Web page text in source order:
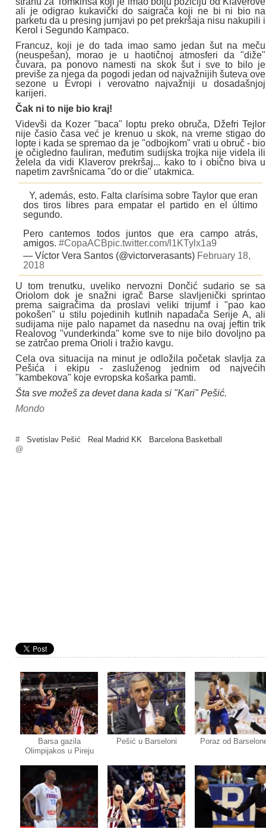
ali je odigrao kukavički do saigrača koji ne bi ni bio na
parketu da u presing jurnjavi po pet prekršaja nisu nakupili i
Kerol i Segundo Kampaco.
Francuz, koji je do tada imao samo jedan šut na meču
(neuspešan), morao je u haotičnoj atmosferi da "diže"
čuvara, pa ponovo namesti na skok šut i sve to bilo je
previše za njega da pogodi jedan od najvažnijih šuteva ove
sezone u Evropi i verovatno najvažniji u dosadašnjoj
karijeri.
Čak ni to nije bio kraj!
Videvši da Kozer "baca" loptu preko obruča, Džefri Tejlor
nije časio časa već je krenuo u skok, na vreme stigao do
lopte i kada se spremao da je "odbojkom" vrati u obruč - bio
je očigledno fauliran, međutim sudijska trojka nije videla ili
želela da vidi Klaverov prekršaj... kako to i obično biva u
napetim završnicama "do or die" utakmica.
Y, además, esto. Falta clarísima sobre Taylor que eran
dos tiros libres para empatar el partido en el último
segundo.
Pero cantemos todos juntos que era campo atrás,
amigos. #CopaACBpic.twitter.com/l1KTylx1a9
— Víctor Vera Santos (@victorverasants) February 18,
2018
U tom trenutku, uveliko nervozni Dončić sudario se sa
Oriolom dok je snažni igrač Barse slavljenički sprintao
prema saigračima da proslavi veliki trijumf i "pao kao
pokošen" u stilu pojedinih kutlnih napadača Serije A, ali
sudijama nije palo napamet da nasednu na ovaj jeftin trik
Realovog "vunderkinda" kome sve to nije bilo dovoljno pa
se zatrčao prema Orioli i tražio kavgu.
Cela ova situacija na minut je odložila početak slavlja za
Pešića i ekipu - zasluženog jednim od najvećih
"kambekova" koje evropska košarka pamti.
Šta sve možeš za devet dana kada si "Kari" Pešić.
Mondo
# Svetislav Pešić Real Madrid KK
Barcelona Basketball
@
Barsa gazila
Olimpijakos u Pireju
Pešić u Barseloni Poraz od